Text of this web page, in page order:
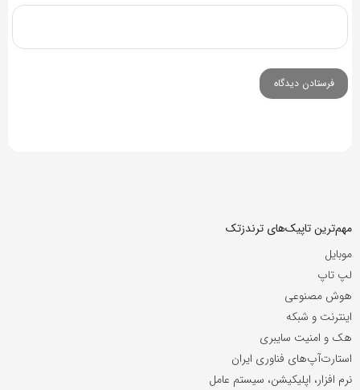
مهم‌ترین تاپیک‌های ترندزتک
موبایل
لپ تاپ
هوش مصنوعی
اینترنت و شبکه
هک و امنیت سایبری
استارت‌آپ‌های فناوری ایران
نرم افزار، اپلیکیشن، سیستم عامل